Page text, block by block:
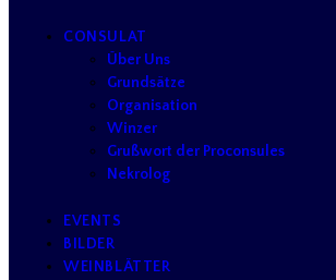
CONSULAT
Über Uns
Grundsätze
Organisation
Winzer
Grußwort der Proconsules
Nekrolog
EVENTS
BILDER
WEINBLÄTTER